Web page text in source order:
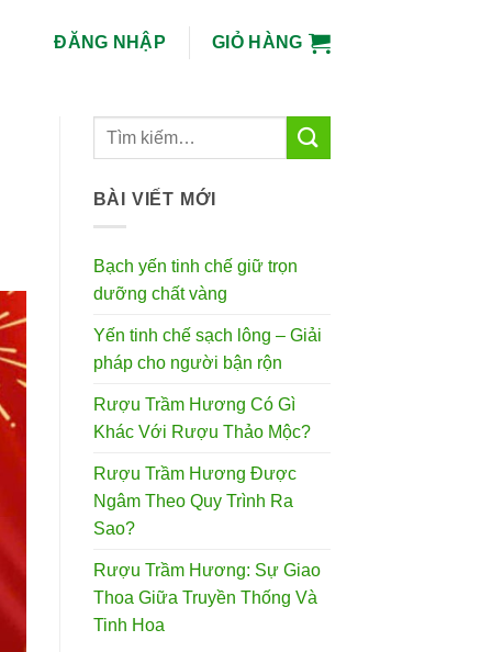
ĐĂNG NHẬP GIỎ HÀNG
BÀI VIẾT MỚI
Bạch yến tinh chế giữ trọn
dưỡng chất vàng
Yến tinh chế sạch lông – Giải
pháp cho người bận rộn
Rượu Trầm Hương Có Gì
Khác Với Rượu Thảo Mộc?
Rượu Trầm Hương Được
Ngâm Theo Quy Trình Ra
Sao?
Rượu Trầm Hương: Sự Giao
Thoa Giữa Truyền Thống Và
Tinh Hoa